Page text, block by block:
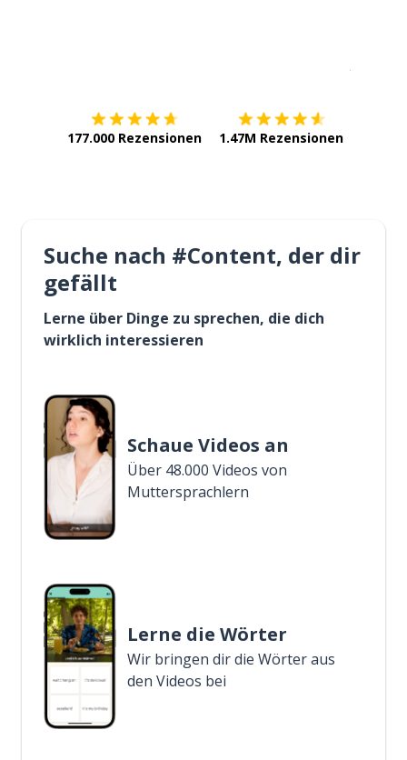
177.000 Rezensionen 1.47M Rezensionen
Suche nach #Content, der dir
gefällt
Lerne über Dinge zu sprechen, die dich
wirklich interessieren
Schaue Videos an
Über 48.000 Videos von
Muttersprachlern
Lerne die Wörter
Wir bringen dir die Wörter aus
den Videos bei